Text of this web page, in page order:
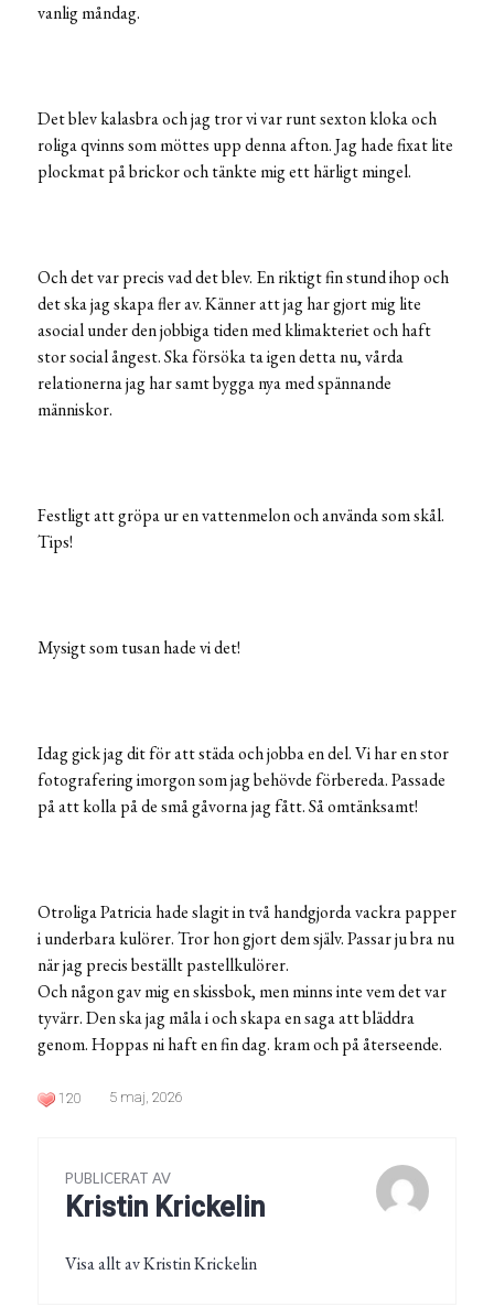
vanlig måndag.
Det blev kalasbra och jag tror vi var runt sexton kloka och
roliga qvinns som möttes upp denna afton. Jag hade fixat lite
plockmat på brickor och tänkte mig ett härligt mingel.
Och det var precis vad det blev. En riktigt fin stund ihop och
det ska jag skapa fler av. Känner att jag har gjort mig lite
asocial under den jobbiga tiden med klimakteriet och haft
stor social ångest. Ska försöka ta igen detta nu, vårda
relationerna jag har samt bygga nya med spännande
människor.
Festligt att gröpa ur en vattenmelon och använda som skål.
Tips!
Mysigt som tusan hade vi det!
Idag gick jag dit för att städa och jobba en del. Vi har en stor
fotografering imorgon som jag behövde förbereda. Passade
på att kolla på de små gåvorna jag fått. Så omtänksamt!
Otroliga Patricia hade slagit in två handgjorda vackra papper
i underbara kulörer. Tror hon gjort dem själv. Passar ju bra nu
när jag precis beställt pastellkulörer.
Och någon gav mig en skissbok, men minns inte vem det var
tyvärr. Den ska jag måla i och skapa en saga att bläddra
genom. Hoppas ni haft en fin dag. kram och på återseende.
120 5 maj, 2026
PUBLICERAT AV
Kristin Krickelin
Visa allt av Kristin Krickelin